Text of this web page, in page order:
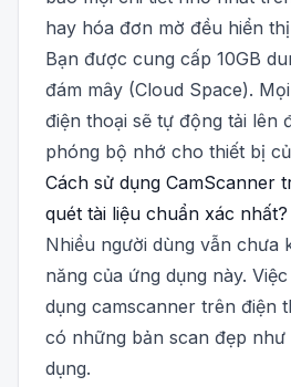
hay hóa đơn mờ đều hiển
Bạn được cung cấp 10GB
đám mây (Cloud Space).
điện thoại sẽ tự động tải lên
phóng bộ nhớ cho thiết bị
Cách sử dụng CamScanner
quét tài liệu chuẩn xác nhất?
Nhiều người dùng vẫn chưa
năng của ứng dụng này.
dụng camscanner trên điện
có những bản scan đẹp như
dụng.